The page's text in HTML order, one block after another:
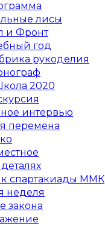
лисы
и Фронт
год
рукоделия
2020
интервью
перемена
спартакиады ММК
неделя
закона